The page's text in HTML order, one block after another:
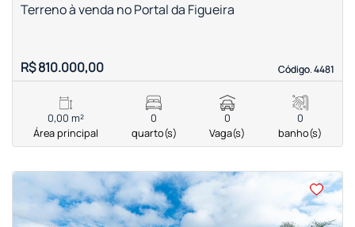
Código. 4481
Código. 4481
Terreno à venda no Portal da Figueira
R$ 810.000,00
0,00 m²
Área principal
0
quarto(s)
0
Vaga(s)
0
banho(s)
<